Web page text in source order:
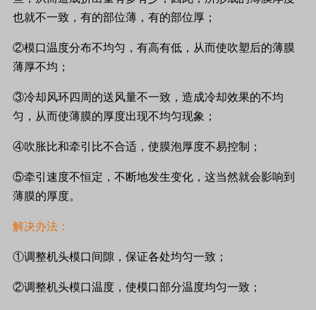
也就不一致，有的部位薄，有的部位厚；
②模口温度分布不均匀，有高有低，从而使吹塑后的薄膜
薄厚不均；
③冷却风环四周的送风量不一致，造成冷却效果的不均
匀，从而使薄膜的厚度出现不均匀现象；
④吹胀比和牵引比不合适，使膜泡厚度不易控制；
⑤牵引速度不恒定，不断地发生变化，这当然就会影响到
薄膜的厚度。
解决办法：
①调整机头模口间隙，保证各处均匀一致；
②调整机头模口温度，使模口部分温度均匀一致；